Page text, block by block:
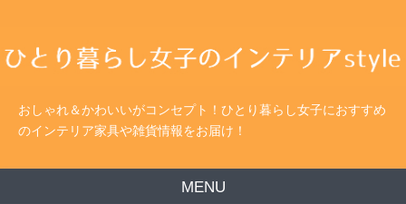
おしゃれ＆かわいいがコンセプト！ひとり暮らし女子におすすめ
のインテリア家具や雑貨情報をお届け！
MENU